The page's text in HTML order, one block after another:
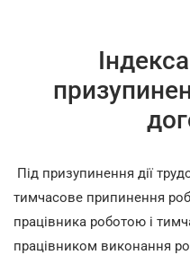
Під призупинення дії
тимчасове припинення
працівника роботою і
працівником виконання